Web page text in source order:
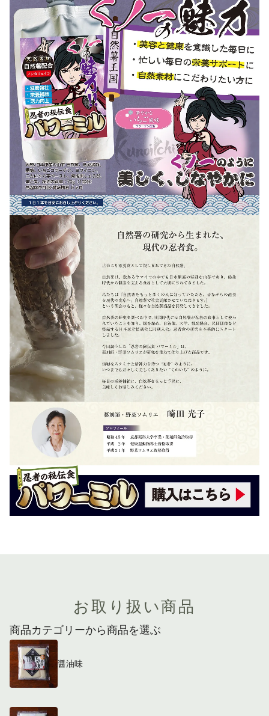
お取り扱い商品
商品カテゴリーから商品を選ぶ
醤油味